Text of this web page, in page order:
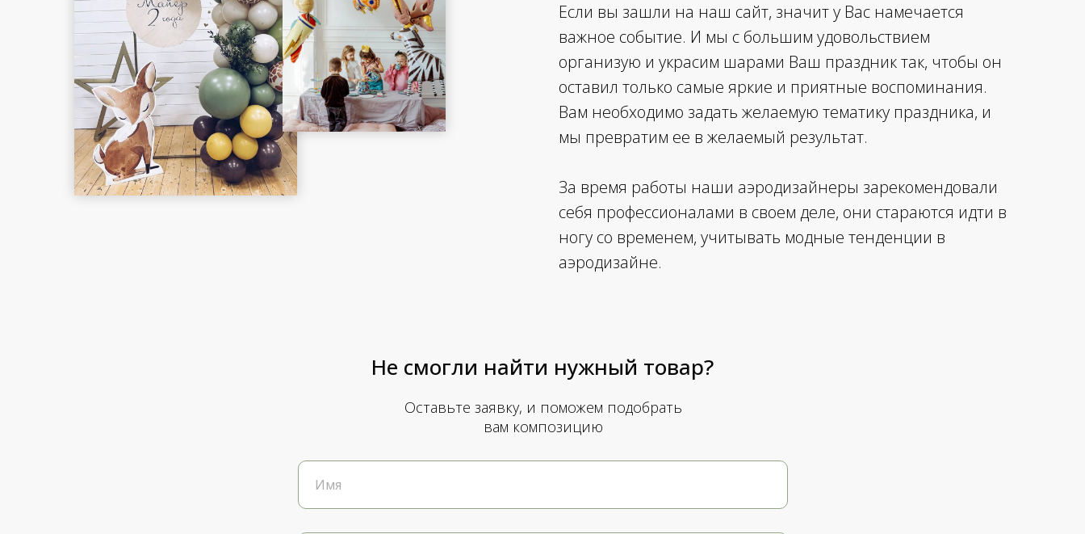
Если вы зашли на наш сайт, значит у Вас намечается
важное событие. И мы с большим удовольствием
организую и украсим шарами Ваш праздник так, чтобы он
оставил только самые яркие и приятные воспоминания.
Вам необходимо задать желаемую тематику праздника, и
мы превратим ее в желаемый результат.
За время работы наши аэродизайнеры зарекомендовали
себя профессионалами в своем деле, они стараются идти в
ногу со временем, учитывать модные тенденции в
аэродизайне.
Не смогли найти нужный товар?
Оставьте заявку, и поможем подобрать
вам композицию